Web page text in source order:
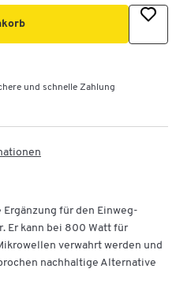
und schnelle Zahlung
für den Einweg-
Er kann bei 800 Watt für
verwahrt werden und
nachhaltige Alternative